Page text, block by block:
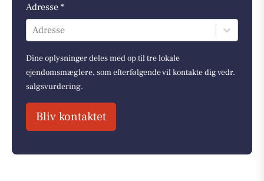
Adresse *
Adresse
Dine oplysninger deles med op til tre lokale
ejendomsmæglere, som efterfølgende vil kontakte dig vedr.
salgsvurdering.
Bliv kontaktet